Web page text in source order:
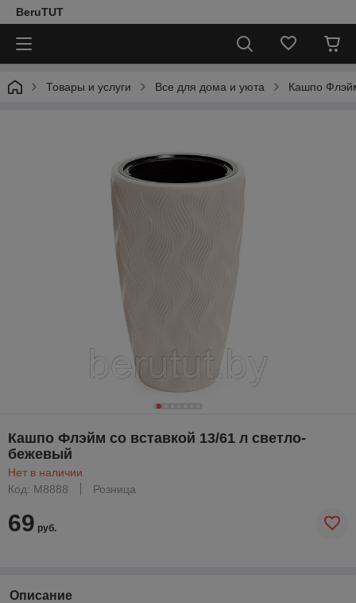
BeruTUT
Товары и услуги Все для дома и уюта Кашпо
Кашпо Флэйм со вставкой 13/61 л светло-
бежевый
Нет в наличии
Код: М8888
Розница
69 руб.
Описание